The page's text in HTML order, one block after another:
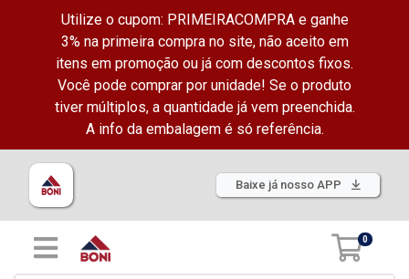
Utilize o cupom: PRIMEIRACOMPRA e ganhe
3% na primeira compra no site, não aceito em
itens em promoção ou já com descontos fixos.
Você pode comprar por unidade! Se o produto
tiver múltiplos, a quantidade já vem preenchida.
A info da embalagem é só referência.
Baixe já nosso APP
0